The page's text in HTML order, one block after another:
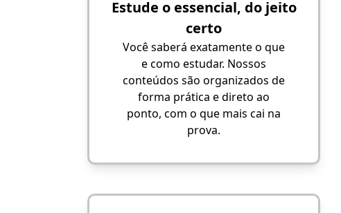
Estude o essencial, do jeito
certo
Você saberá exatamente o que
e como estudar. Nossos
conteúdos são organizados de
forma prática e direto ao
ponto, com o que mais cai na
prova.